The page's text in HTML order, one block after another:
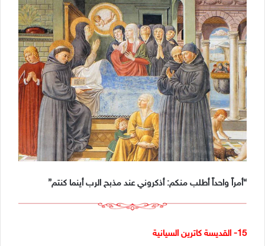
“أمراً واحداً أطلب منكم: أذكروني عند مذبح الرب أينما كنتم”
15- القديسة كاترين السيانية